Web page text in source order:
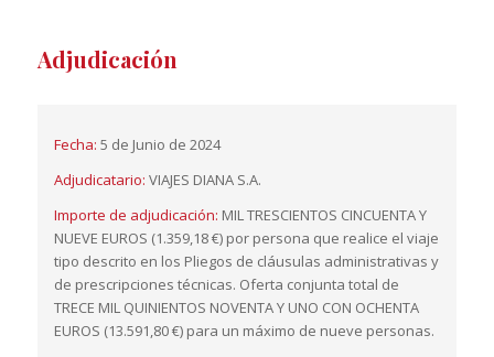
Adjudicación
Fecha: 5 de Junio de 2024
Adjudicatario: VIAJES DIANA S.A.
Importe de adjudicación: MIL TRESCIENTOS CINCUENTA Y
NUEVE EUROS (1.359,18 €) por persona que realice el viaje
tipo descrito en los Pliegos de cláusulas administrativas y
de prescripciones técnicas. Oferta conjunta total de
TRECE MIL QUINIENTOS NOVENTA Y UNO CON OCHENTA
EUROS (13.591,80 €) para un máximo de nueve personas.